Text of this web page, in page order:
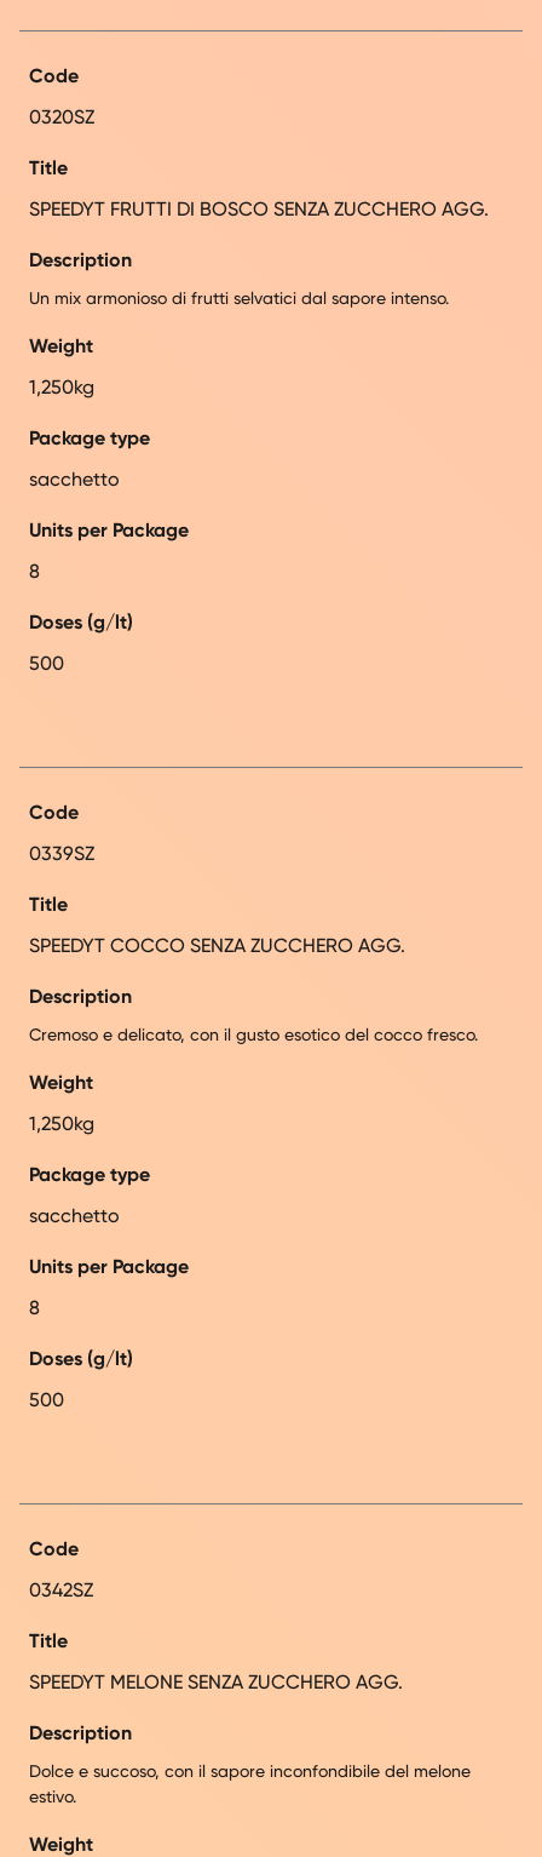
Code
0320SZ
Title
SPEEDYT FRUTTI DI BOSCO SENZA ZUCCHERO AGG.
Description
Un mix armonioso di frutti selvatici dal sapore intenso.
Weight
1,250kg
Package type
sacchetto
Units per Package
8
Doses (g/lt)
500
Code
0339SZ
Title
SPEEDYT COCCO SENZA ZUCCHERO AGG.
Description
Cremoso e delicato, con il gusto esotico del cocco fresco.
Weight
1,250kg
Package type
sacchetto
Units per Package
8
Doses (g/lt)
500
Code
0342SZ
Title
SPEEDYT MELONE SENZA ZUCCHERO AGG.
Description
Dolce e succoso, con il sapore inconfondibile del melone
estivo.
Weight